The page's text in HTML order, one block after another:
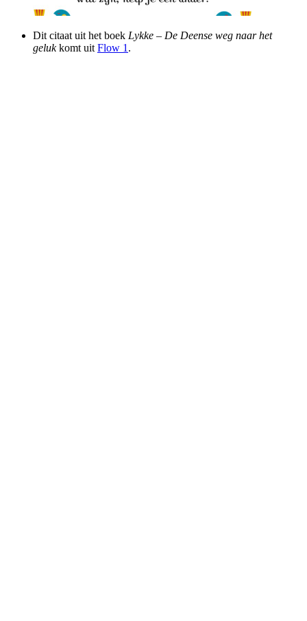
Dit citaat uit het boek Lykke – De Deense weg naar het
gelukkomt uit Flow 1 .